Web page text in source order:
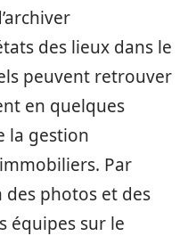
des lieux dans le
peuvent retrouver
en quelques
la gestion
Par
des photos et des
équipes sur le